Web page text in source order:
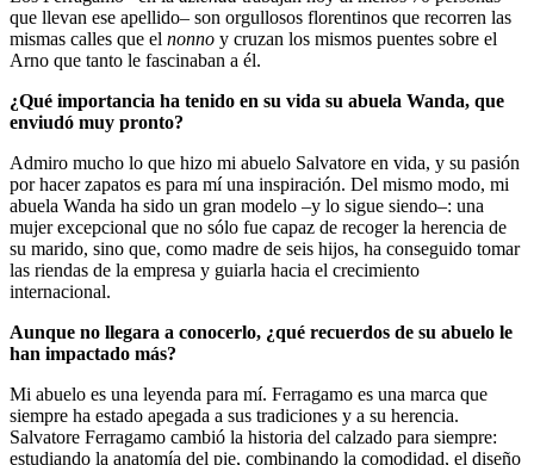
que llevan ese apellido– son orgullosos florentinos que recorren las
mismas calles que el nonno y cruzan los mismos puentes sobre el
Arno que tanto le fascinaban a él.
¿Qué importancia ha tenido en su vida su abuela Wanda, que
enviudó muy pronto?
Admiro mucho lo que hizo mi abuelo Salvatore en vida, y su pasión
por hacer zapatos es para mí una inspiración. Del mismo modo, mi
abuela Wanda ha sido un gran modelo –y lo sigue siendo–: una
mujer excepcional que no sólo fue capaz de recoger la herencia de
su marido, sino que, como madre de seis hijos, ha conseguido tomar
las riendas de la empresa y guiarla hacia el crecimiento
internacional.
Aunque no llegara a conocerlo, ¿qué recuerdos de su abuelo le
han impactado más?
Mi abuelo es una leyenda para mí. Ferragamo es una marca que
siempre ha estado apegada a sus tradiciones y a su herencia.
Salvatore Ferragamo cambió la historia del calzado para siempre:
estudiando la anatomía del pie, combinando la comodidad, el diseño